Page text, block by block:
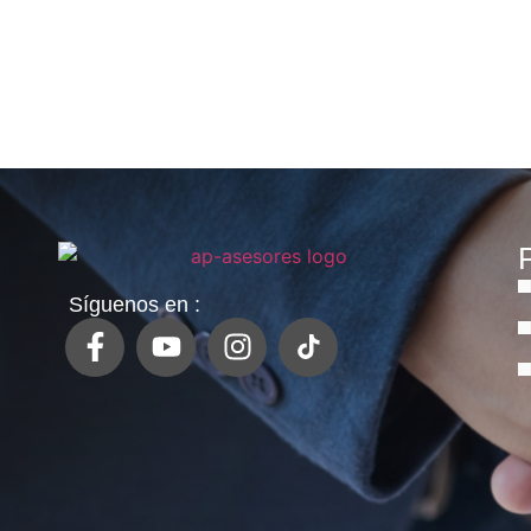
Síguenos en :